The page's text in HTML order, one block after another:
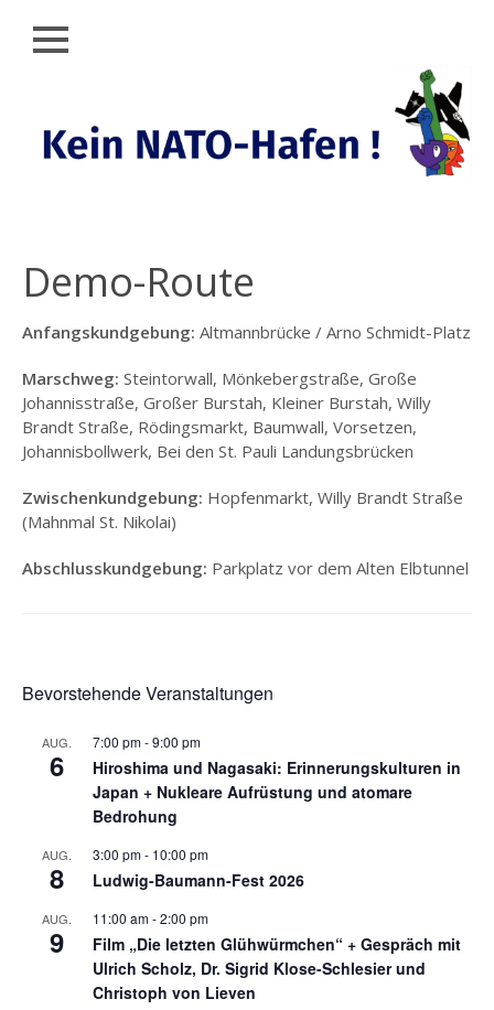
Schließen
KEIN
NATO-
(25.09.25)
DEMO (27.09.25)
PLAKATE
UNTERSTÜTZER:INNEN
AUFRUFS
DEMONSTRATION
(ENGLISH)
DEMO-ROUTE
AKTIVITÄTEN 2025
RED STORM BRAVO
PRESSESPIEGEL
MITMACHEN
Demo-Route
Anfangskundgebung: Altmannbrücke / Arno Schmidt-Platz
Marschweg: Steintorwall, Mönkebergstraße, Große
Johannisstraße, Großer Burstah, Kleiner Burstah, Willy
Brandt Straße, Rödingsmarkt, Baumwall, Vorsetzen,
Johannisbollwerk, Bei den St. Pauli Landungsbrücken
Zwischenkundgebung: Hopfenmarkt, Willy Brandt Straße
(Mahnmal St. Nikolai)
Abschlusskundgebung: Parkplatz vor dem Alten Elbtunnel
Bevorstehende Veranstaltungen
AUG.
6
7:00 pm-9:00 pm
Hiroshima und Nagasaki: Erinnerungskulturen in
Japan + Nukleare Aufrüstung und atomare
Bedrohung
AUG.
8
3:00 pm- 10:00 pm
Ludwig-Baumann-Fest 2026
AUG.
9
11:00 am-2:00 pm
Film „Die letzten Glühwürmchen“ + Gespräch mit
Ulrich Scholz, Dr. Sigrid Klose-Schlesier und
Christoph von Lieven